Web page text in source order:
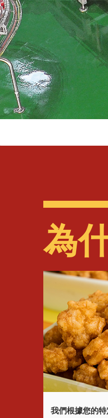
為
我們根據您的